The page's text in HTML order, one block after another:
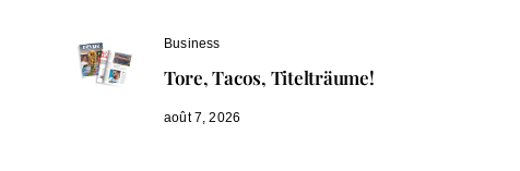
Business
Tore, Tacos, Titelträume!
août 7, 2026